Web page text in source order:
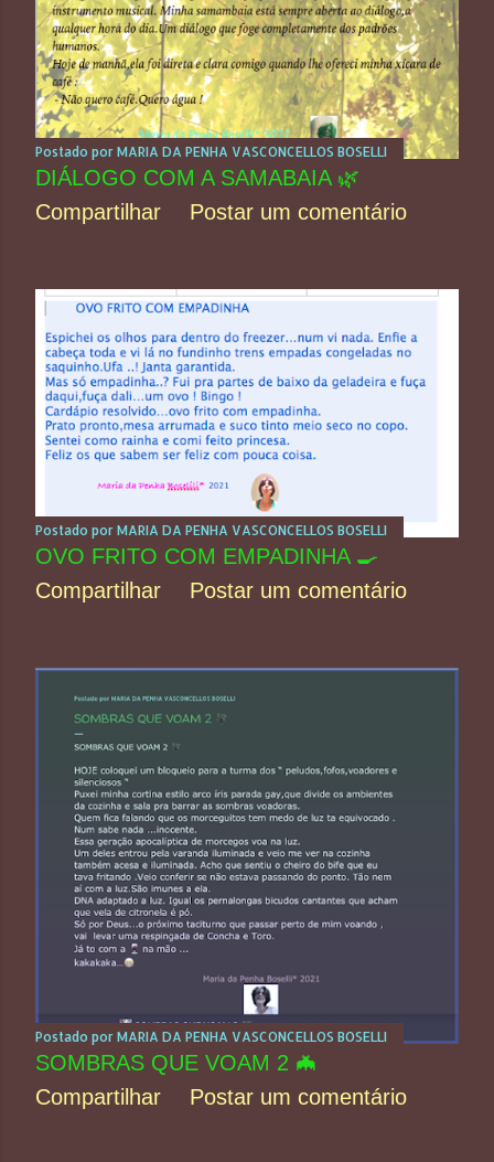
Postado por MARIA DA PENHA VASCONCELLOS BOSELLI
DIÁLOGO COM A SAMABAIA 🌿
Compartilhar
Postar um comentário
Postado por MARIA DA PENHA VASCONCELLOS BOSELLI
OVO FRITO COM EMPADINHA 🍳
Compartilhar
Postar um comentário
Postado por MARIA DA PENHA VASCONCELLOS BOSELLI
SOMBRAS QUE VOAM 2 🦇
Compartilhar
Postar um comentário